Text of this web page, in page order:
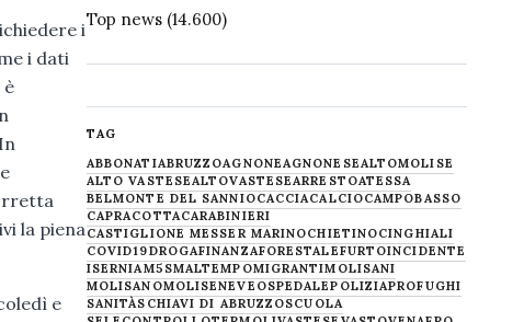
i
i dati
è
la piena
e
Top news(14.600)
TAG
ABBONATIABRUZZOAGNONEAGNONESEALTOMOLISE
ALTO VASTESEALTOVASTESEARRESTOATESSA
BELMONTE DEL SANNIOCACCIACALCIOCAMPOBASSO
CAPRACOTTACARABINIERI
CASTIGLIONE MESSER MARINOCHIETINOCINGHIALI
COVID19DROGAFINANZAFORESTALEFURTOINCIDENTE
ISERNIAM5SMALTEMPOMIGRANTIMOLISANI
MOLISANOMOLISENEVE OSPEDALEPOLIZIAPROFUGHI
SANITÀSCHIAVI DI ABRUZZOSCUOLA